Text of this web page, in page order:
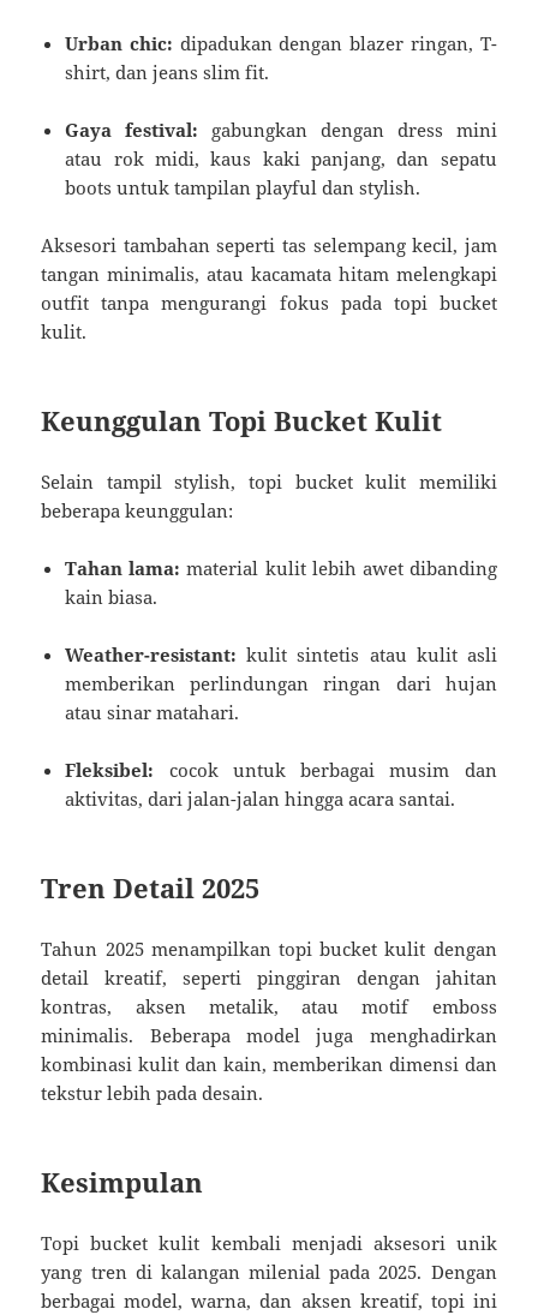
Urban chic: dipadukan dengan blazer ringan, T-
shirt, dan jeans slim fit.
Gaya festival: gabungkan dengan dress mini
atau rok midi, kaus kaki panjang, dan sepatu
boots untuk tampilan playful dan stylish.
Aksesori tambahan seperti tas selempang kecil, jam
tangan minimalis, atau kacamata hitam melengkapi
outfit tanpa mengurangi fokus pada topi bucket
kulit.
Keunggulan Topi Bucket Kulit
Selain tampil stylish, topi bucket kulit memiliki
beberapa keunggulan:
Tahan lama: material kulit lebih awet dibanding
kain biasa.
Weather-resistant: kulit sintetis atau kulit asli
memberikan perlindungan ringan dari hujan
atau sinar matahari.
Fleksibel: cocok untuk berbagai musim dan
aktivitas, dari jalan-jalan hingga acara santai.
Tren Detail 2025
Tahun 2025 menampilkan topi bucket kulit dengan
detail kreatif, seperti pinggiran dengan jahitan
kontras, aksen metalik, atau motif emboss
minimalis. Beberapa model juga menghadirkan
kombinasi kulit dan kain, memberikan dimensi dan
tekstur lebih pada desain.
Kesimpulan
Topi bucket kulit kembali menjadi aksesori unik
yang tren di kalangan milenial pada 2025. Dengan
berbagai model, warna, dan aksen kreatif, topi ini